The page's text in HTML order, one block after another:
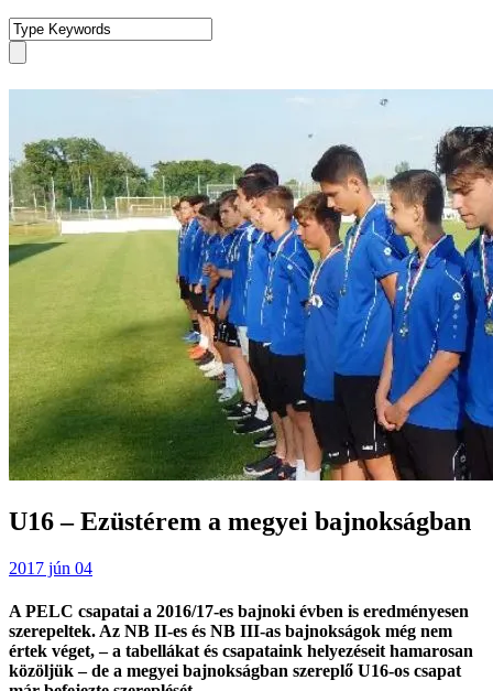
U16 – Ezüstérem a megyei bajnokságban
2017 jún 04
A PELC csapatai a 2016/17-es bajnoki évben is eredményesen
szerepeltek. Az NB II-es és NB III-as bajnokságok még nem
értek véget, – a tabellákat és csapataink helyezéseit hamarosan
közöljük – de a megyei bajnokságban szereplő U16-os csapat